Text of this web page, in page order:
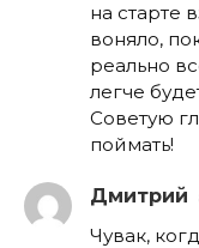
на старте
воняло,
реально
легче
Советую
поймать!
Дмитрий
Чувак,